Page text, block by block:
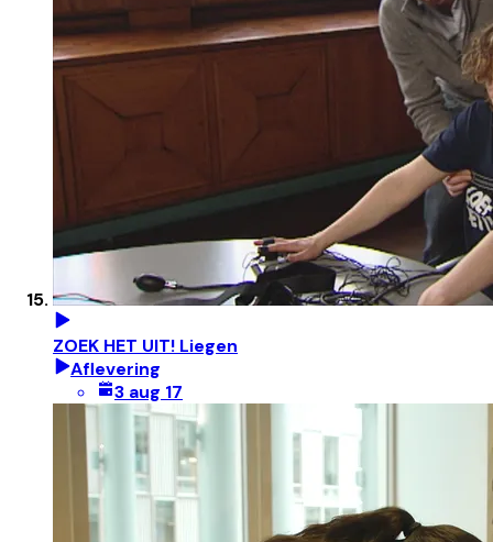
ZOEK HET UIT! Liegen
Aflevering
3 aug 17